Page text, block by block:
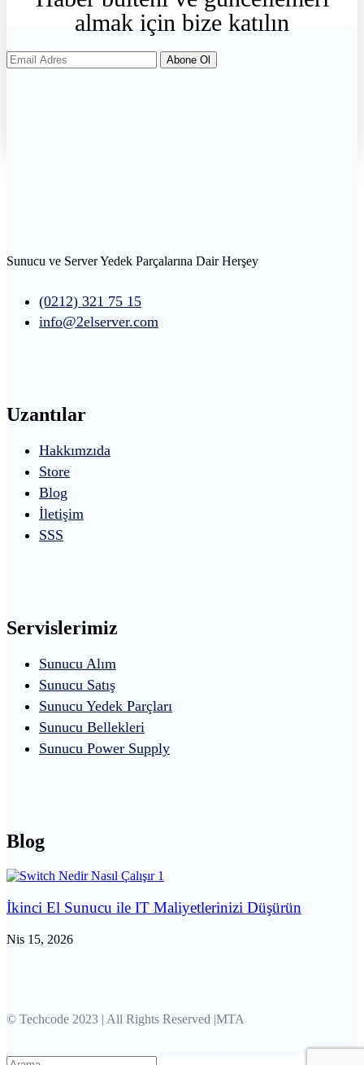
almak için bize katılın
Abone Ol
Sunucu ve Server Yedek Parçalarına Dair Herşey
(0212) 321 75 15
info@2elserver.com
Uzantılar
Hakkımzıda
Store
Blog
İletişim
SSS
Servislerimiz
Sunucu Alım
Sunucu Satış
Sunucu Yedek Parçları
Sunucu Bellekleri
Sunucu Power Supply
Blog
İkinci El Sunucu ile IT Maliyetlerinizi Düşürün
Nis 15, 2026
© Techcode 2023 | All Rights Reserved |MTA